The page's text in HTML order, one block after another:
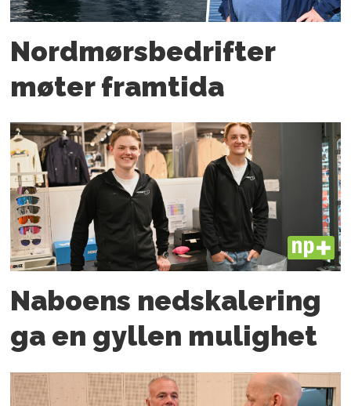
Nordmørs­bedrifter
møter framtida
PLUS
Naboens nedskalering
ga en gyllen mulighet